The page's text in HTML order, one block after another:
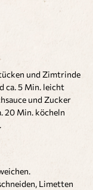
und Zimtrinde
ca. 5 Min. leicht
und Zucker
20 Min. köcheln
Limetten